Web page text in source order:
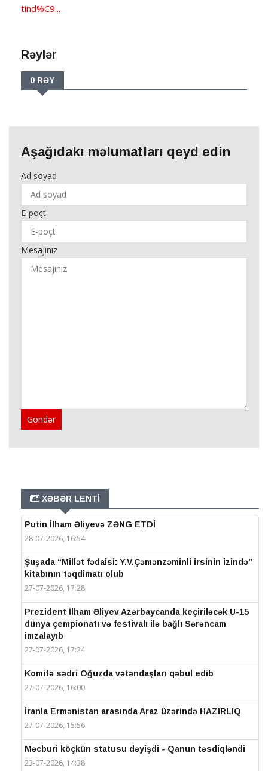
tind%C9...
Rəylər
0 RƏY
Aşağıdakı məlumatları qeyd edin
Ad soyad
E-poçt
Mesajınız
Göndər
XƏBƏR LENTİ
Putin İlham Əliyevə ZƏNG ETDİ
28-07-2026, 16:54
Şuşada “Millət fədaisi: Y.V.Çəmənzəminli irsinin izində”
kitabının təqdimatı olub
27-07-2026, 17:28
Prezident İlham Əliyev Azərbaycanda keçiriləcək U-15
dünya çempionatı və festivalı ilə bağlı Sərəncam
imzalayıb
27-07-2026, 17:24
Komitə sədri Oğuzda vətəndaşları qəbul edib
27-07-2026, 16:00
İranla Ermənistan arasında Araz üzərində HAZIRLIQ
27-07-2026, 15:56
Məcburi köçkün statusu dəyişdi - Qanun təsdiqləndi
23-07-2026, 14:38